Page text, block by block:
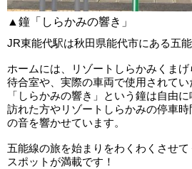
▲鐘「しらかみの響き」
JR東能代駅は秋田県能代市にある五能
ホームには、リゾートしらかみくま
待合室や、実際の車両で使用されてい
「しらかみの響き」という鐘は自由
訪れた方やリゾートしらかみの停車
の音を響かせています。
五能線の旅を始まりをわくわくさせ
スポットが満載です！